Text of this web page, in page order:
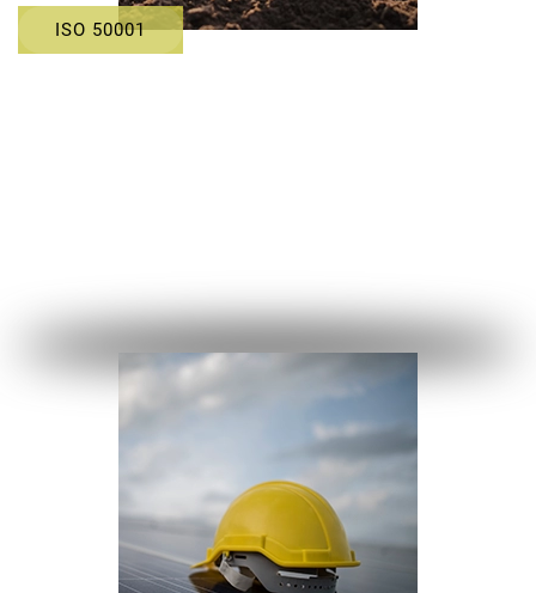
ISO 50001